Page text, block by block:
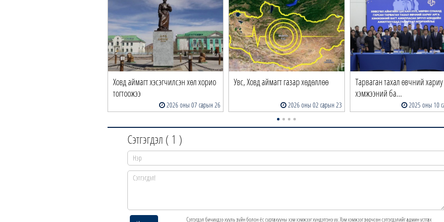
Ховд аймагт хэсэгчилсэн хөл хорио
тогтоожээ
2026 оны 07 сарын 26
Увс, Ховд аймагт газар хөдөллөө
2026 оны 02 сарын 23
Тарваган тахал өвчний
хэмжээний ба…
2025 оны 10
Сэтгэгдэл ( 1 )
Сэтгэгдэл бичихдээ хууль зүйн болон ёс суртахууны хэм хэмжээг хүндэтгэнэ үү. Хэм хэмжээг зөрчсөн сэтгэгдэлийг админ устгах